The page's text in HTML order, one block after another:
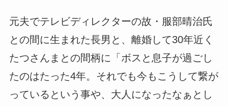
元夫でテレビディレクターの故・服部晴治氏
との間に生まれた長男と、離婚して30年近く
たつさんまとの間柄に「ボスと息子が過ごし
たのはたった4年。それでも今もこうして繋が
っているという事や、大人になったなぁとし